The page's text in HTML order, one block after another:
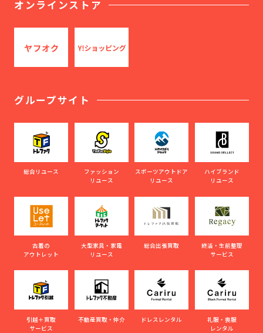
オンラインストア
グループサイト
総合リユース
ファッション
リユース
スポーツアウトドア
リユース
ハイブランド
リユース
古着の
アウトレット
大型家具・家電
リユース
総合出張買取
終活・生前整理
サービス
引越＋買取
サービス
不動産買取・仲介 ドレスレンタル
礼服・喪服
レンタル